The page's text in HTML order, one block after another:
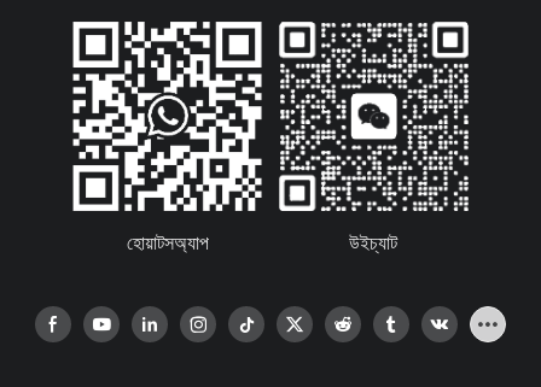
হোয়াটসঅ্যাপ উইচ্যাট